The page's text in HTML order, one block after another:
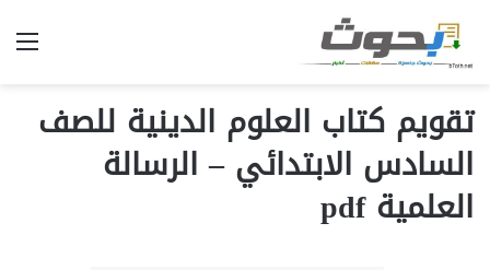
تقويم كتاب العلوم الدينية للصف
السادس الابتدائي – الرسالة
العلمية pdf